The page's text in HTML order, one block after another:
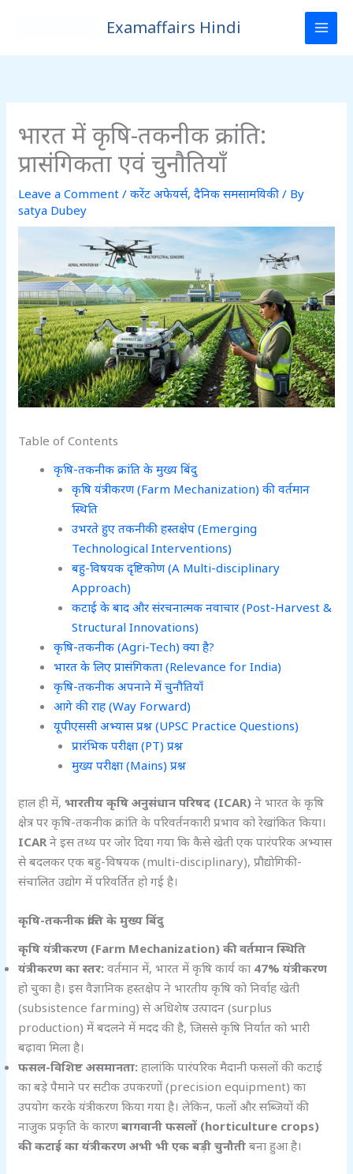
Examaffairs Hindi
भारत में कृषि-तकनीक क्रांति:
प्रासंगिकता एवं चुनौतियाँ
Leave a Comment /करेंट अफेयर्स,दैनिक समसामयिकी / By
satya Dubey
Table of Contents
कृषि-तकनीक क्रांति के मुख्य बिंदु
कृषि यंत्रीकरण (Farm Mechanization) की वर्तमान
स्थिति
उभरते हुए तकनीकी हस्तक्षेप (Emerging
Technological Interventions)
बहु-विषयक दृष्टिकोण (A Multi-disciplinary
Approach)
कटाई के बाद और संरचनात्मक नवाचार (Post-Harvest &
Structural Innovations)
कृषि-तकनीक (Agri-Tech) क्या है?
भारत के लिए प्रासंगिकता (Relevance for India)
कृषि-तकनीक अपनाने में चुनौतियाँ
आगे की राह (Way Forward)
यूपीएससी अभ्यास प्रश्न (UPSC Practice Questions)
प्रारंभिक परीक्षा (PT) प्रश्न
मुख्य परीक्षा (Mains) प्रश्न
हाल ही में,भारतीय कृषि अनुसंधान परिषद (ICAR) ने भारत के कृषि
क्षेत्र पर कृषि-तकनीक क्रांति के परिवर्तनकारी प्रभाव को रेखांकित किया।
ICAR ने इस तथ्य पर जोर दिया गया कि कैसे खेती एक पारंपरिक अभ्यास
से बदलकर एक बहु-विषयक (multi-disciplinary), प्रौद्योगिकी-
संचालित उद्योग में परिवर्तित हो गई है।
कृषि-तकनीक क्रांति के मुख्य बिंदु
कृषि यंत्रीकरण (Farm Mechanization)की वर्तमान स्थिति
यंत्रीकरण का स्तर: वर्तमान में, भारत में कृषि कार्य का 47%यंत्रीकरण
हो चुका है। इस वैज्ञानिक हस्तक्षेप ने भारतीय कृषि को निर्वाह खेती
(subsistence farming) से अधिशेष उत्पादन (surplus
production) में बदलने में मदद की है, जिससे कृषि निर्यात को भारी
बढ़ावा मिला है।
फसल-विशिष्ट असमानता: हालांकि पारंपरिक मैदानी फसलों की कटाई
का बड़े पैमाने पर सटीक उपकरणों (precision equipment) का
उपयोग करके यंत्रीकरण किया गया है। लेकिन, फलों और सब्जियों की
नाजुक प्रकृति के कारणबागवानी फसलों (horticulture crops)
की कटाई का यंत्रीकरण अभी भी एक बड़ी चुनौती बना हुआ है।